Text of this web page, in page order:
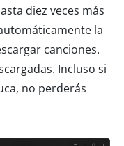
diez veces más
la
canciones.
Incluso si
no perderás